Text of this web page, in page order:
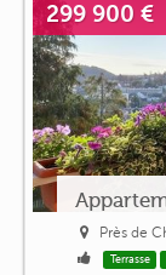
299 900 €
Près de
Terrasse